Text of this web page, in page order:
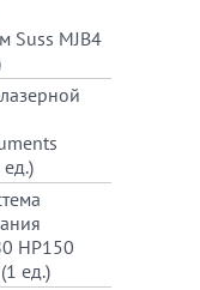
Suss MJB4
НР150
ед.)